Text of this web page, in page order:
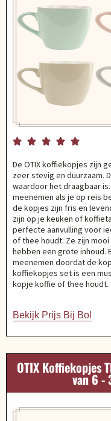
    
De OTIX koffiekopjes zijn
zeer stevig en duurzaam.
waardoor het draagbaar
meenemen als je op reis
de kopjes zijn fris en
zijn op je keuken of
perfecte aanvulling voor
of thee houdt. Ze zijn
hebben een grote inhoud.
meenemen doordat de
koffiekopjes set is een
kopje koffie of thee houdt.
Bekijk Prijs Bij Bol
OTIX Koffiekopjes
van 6 -